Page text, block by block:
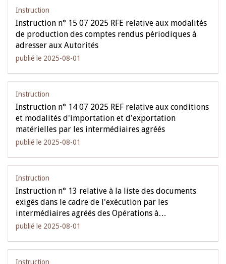
Instruction
Instruction n° 15 07 2025 RFE relative aux modalités
de production des comptes rendus périodiques à
adresser aux Autorités
publié le 2025-08-01
Instruction
Instruction n° 14 07 2025 REF relative aux conditions
et modalités d'importation et d'exportation
matérielles par les intermédiaires agréés
publié le 2025-08-01
Instruction
Instruction n° 13 relative à la liste des documents
exigés dans le cadre de l'exécution par les
intermédiaires agréés des Opérations à…
publié le 2025-08-01
Instruction